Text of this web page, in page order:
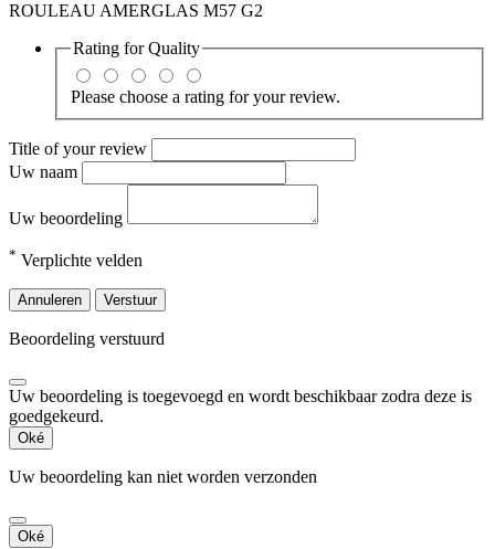
ROULEAU AMERGLAS M57 G2
Rating forQuality
Please choose a rating for your review.
Title of your review
Uw naam
Uw beoordeling
* Verplichte velden
Annuleren Verstuur
Beoordeling verstuurd
Uw beoordeling is toegevoegd en wordt beschikbaar zodra deze is
goedgekeurd.
Oké
Uw beoordeling kan niet worden verzonden
Oké